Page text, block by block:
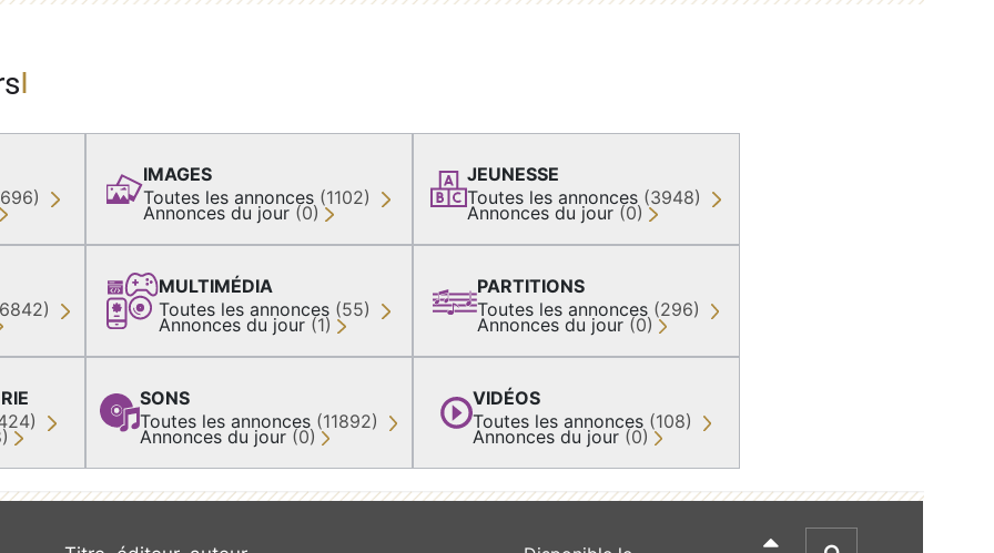
IMAGES
Toutes les annonces (1102)
Annonces du jour (0)
MULTIMÉDIA
Toutes les annonces (55)
Annonces du jour (1)
SONS
Toutes les annonces (11892)
Annonces du jour (0)
JEUNESSE
Toutes les annonces (3948)
Annonces du jour (0)
PARTITIONS
Toutes les annonces (296)
Annonces du jour (0)
VIDÉOS
Toutes les annonces (108)
Annonces du jour (0)
recherche par mot clé